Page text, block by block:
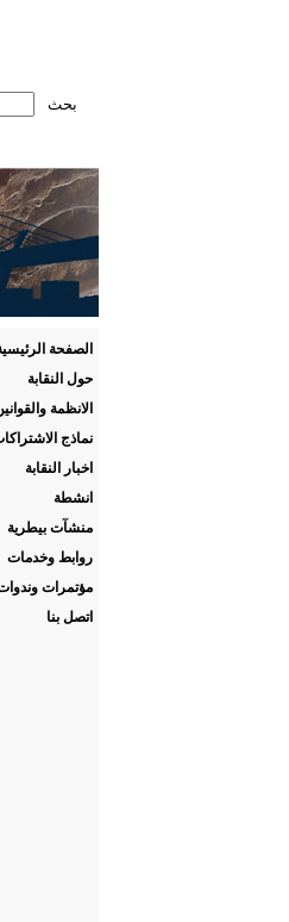
الصفحة
حول النقابة
الانظمة
نماذج
اخبار النقابة
انشطة
منشآت بيطرية
روابط وخدمات
مؤتمرات
اتصل بنا